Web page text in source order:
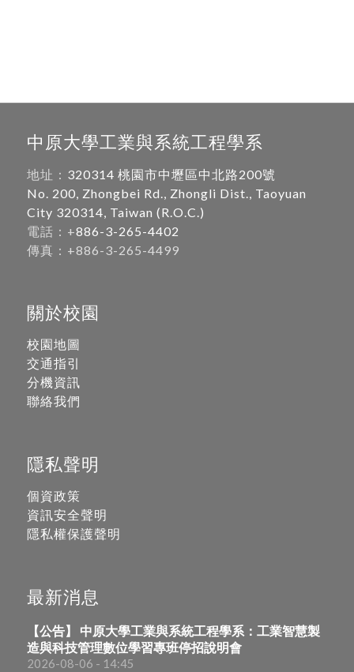
中原大學工業與系統工程學系
地址： 320314 桃園市中壢區中北路200號
No. 200, Zhongbei Rd., Zhongli Dist., Taoyuan
City 320314, Taiwan (R.O.C.)
電話：+886-3-265-4402
傳真：+886-3-265-4499
關於校園
校園地圖
交通指引
分機資訊
聯絡我們
隱私聲明
個資政策
資訊安全聲明
隱私權保護聲明
最新消息
【公告】 中原大學工業與系統工程學系：工業智慧製
造與科技管理數位學習專班停招說明會
2026-08-06 - 14:45